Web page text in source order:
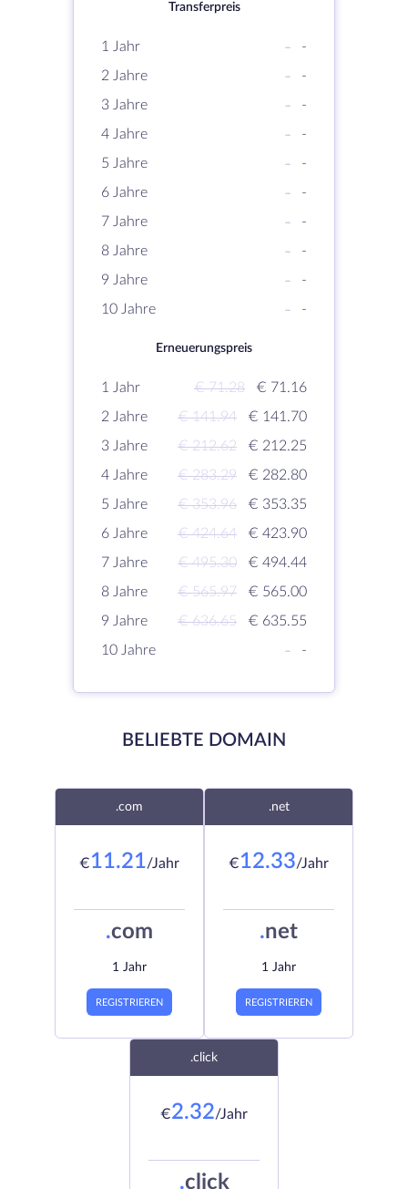
Transferpreis
1 Jahr -
-
2 Jahre
-
-
3 Jahre
-
-
4 Jahre
-
-
5 Jahre
-
-
6 Jahre
-
-
7 Jahre
-
-
8 Jahre
-
-
9 Jahre
-
-
10 Jahre
- -
Erneuerungspreis
1 Jahr € 71.28
€ 71.16
2 Jahre
€ 141.94
€ 141.70
3 Jahre
€ 212.62
€ 212.25
4 Jahre
€ 283.29
€ 282.80
5 Jahre
€ 353.96
€ 353.35
6 Jahre
€ 424.64
€ 423.90
7 Jahre
€ 495.30
€ 494.44
8 Jahre
€ 565.97
€ 565.00
9 Jahre
€ 636.65
€ 635.55
10 Jahre
- -
BELIEBTE DOMAIN
.com
€11.21/Jahr
.com
1 Jahr
REGISTRIEREN
.net
€12.33/Jahr
.net
1 Jahr
REGISTRIEREN
.click
€2.32/Jahr
.click